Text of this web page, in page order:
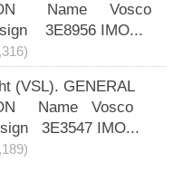
Name Vosco
sign 3E8956 IMO...
(VSL). GENERAL
Name Vosco
3E3547 IMO...